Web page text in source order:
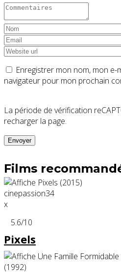
Enregistrer mon nom, mon e-
navigateur pour mon prochain
La période de vérification
recharger la page.
Films
x
5.6/10
Pixels